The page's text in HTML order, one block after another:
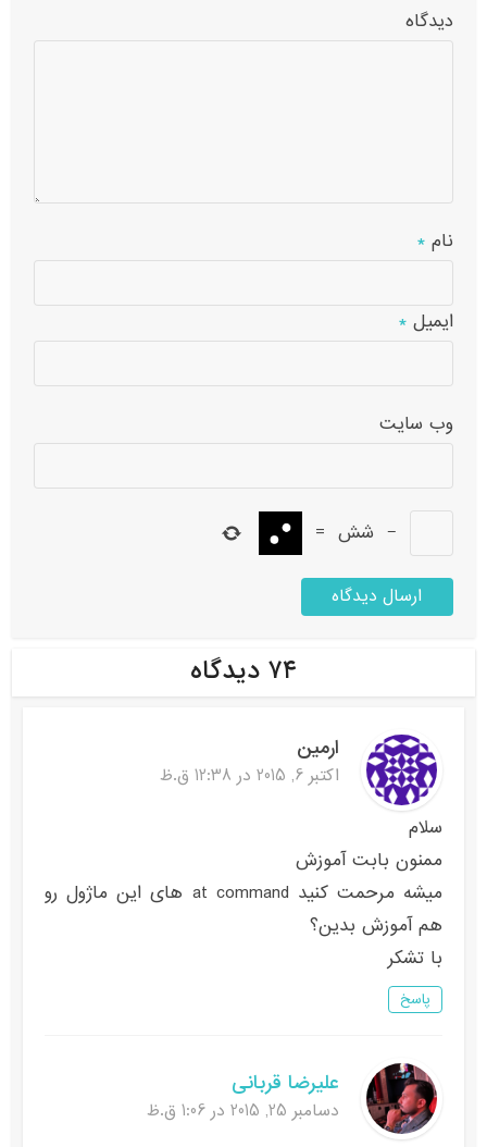
دیدگاه
نام*
ایمیل*
وب‌ سایت
− شش =
۷۴ دیدگاه
ارمین
اکتبر 6, 2015 در 12:38 ق.ظ
سلام
ممنون بابت آموزش
میشه مرحمت کنید at command های این ماژول رو
هم آموزش بدین؟
با تشکر
پاسخ
علیرضا قربانی
دسامبر 25, 2015 در 1:06 ق.ظ